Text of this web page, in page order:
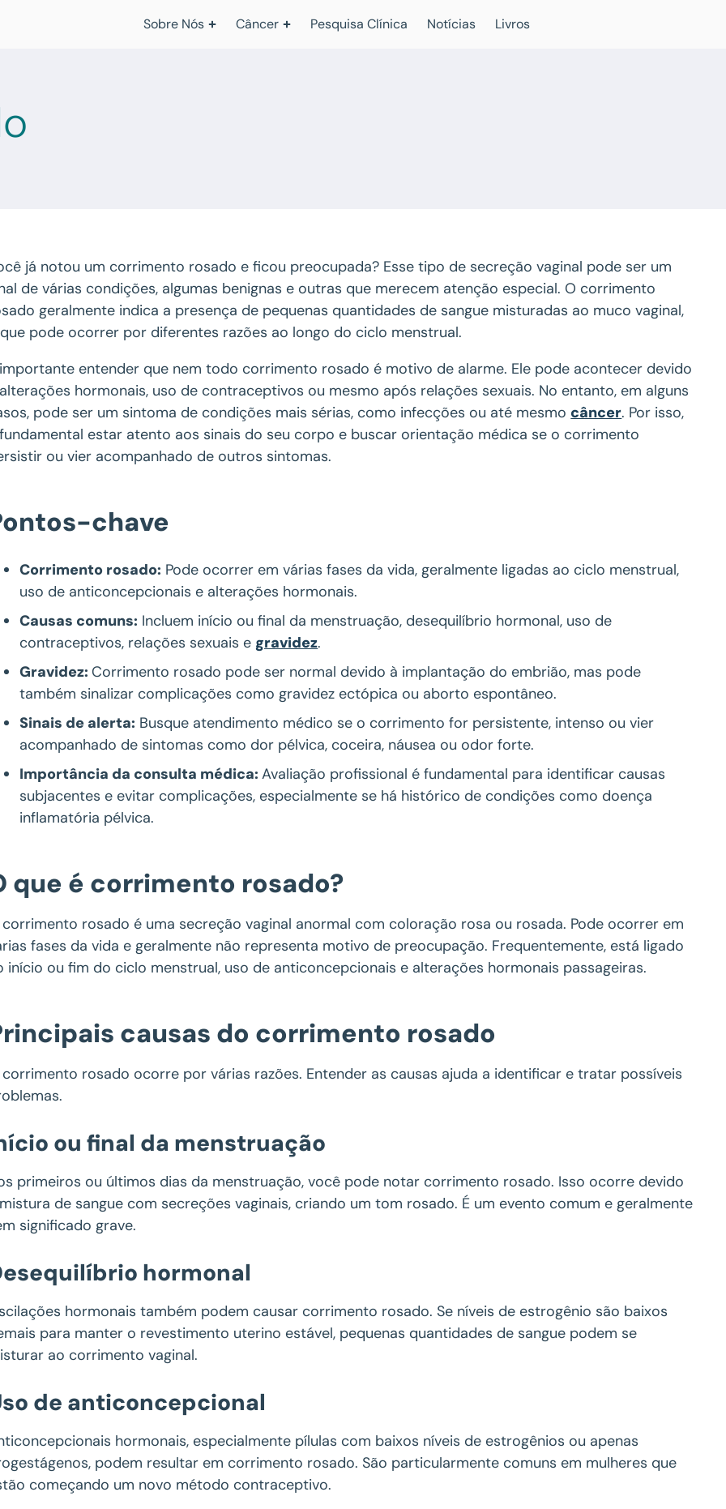
Sobre Nós Câncer Pesquisa Clínica Notícias Livros
já notou um corrimento rosado e ficou preocupada? Esse tipo de secreção vaginal pode ser um
de várias condições, algumas benignas e outras que merecem atenção especial. O corrimento
geralmente indica a presença de pequenas quantidades de sangue misturadas ao muco vaginal,
pode ocorrer por diferentes razões ao longo do ciclo menstrual.
entender que nem todo corrimento rosado é motivo de alarme. Ele pode acontecer devido
hormonais, uso de contraceptivos ou mesmo após relações sexuais. No entanto, em alguns
pode ser um sintoma de condições mais sérias, como infecções ou até mesmo câncer. Por isso,
estar atento aos sinais do seu corpo e buscar orientação médica se o corrimento
ou vier acompanhado de outros sintomas.
chave
Corrimento rosado: Pode ocorrer em várias fases da vida, geralmente ligadas ao ciclo menstrual,
uso de anticoncepcionais e alterações hormonais.
Causas comuns: Incluem início ou final da menstruação, desequilíbrio hormonal, uso de
contraceptivos, relações sexuais e gravidez.
Gravidez: Corrimento rosado pode ser normal devido à implantação do embrião, mas pode
também sinalizar complicações como gravidez ectópica ou aborto espontâneo.
Sinais de alerta: Busque atendimento médico se o corrimento for persistente, intenso ou vier
acompanhado de sintomas como dor pélvica, coceira, náusea ou odor forte.
Importância da consulta médica:Avaliação profissional é fundamental para identificar causas
subjacentes e evitar complicações, especialmente se há histórico de condições como doença
inflamatória pélvica.
que é corrimento rosado?
corrimento rosado é uma secreção vaginal anormal com coloração rosa ou rosada. Pode ocorrer em
fases da vida e geralmente não representa motivo de preocupação. Frequentemente, está ligado
início ou fim do ciclo menstrual, uso de anticoncepcionais e alterações hormonais passageiras.
causas do corrimento rosado
corrimento rosado ocorre por várias razões. Entender as causas ajuda a identificar e tratar possíveis
ou final da menstruação
primeiros ou últimos dias da menstruação, você pode notar corrimento rosado. Isso ocorre devido
de sangue com secreções vaginais, criando um tom rosado. É um evento comum e geralmente
significado grave.
hormonal
hormonais também podem causar corrimento rosado. Se níveis de estrogênio são baixos
para manter o revestimento uterino estável, pequenas quantidades de sangue podem se
ao corrimento vaginal.
de anticoncepcional
hormonais, especialmente pílulas com baixos níveis de estrogênios ou apenas
podem resultar em corrimento rosado. São particularmente comuns em mulheres que
começando um novo método contraceptivo.